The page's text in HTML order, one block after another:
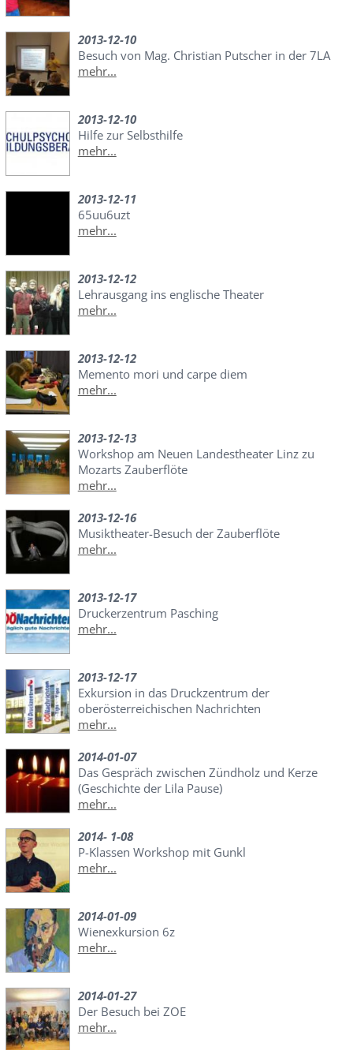
2013-12-10
Besuch von Mag. Christian Putscher in der 7LA
mehr...
2013-12-10
Hilfe zur Selbsthilfe
mehr...
2013-12-11
65uu6uzt
mehr...
2013-12-12
Lehrausgang ins englische Theater
mehr...
2013-12-12
Memento mori und carpe diem
mehr...
2013-12-13
Workshop am Neuen Landestheater Linz zu
Mozarts Zauberflöte
mehr...
2013-12-16
Musiktheater-Besuch der Zauberflöte
mehr...
2013-12-17
Druckerzentrum Pasching
mehr...
2013-12-17
Exkursion in das Druckzentrum der
oberösterreichischen Nachrichten
mehr...
2014-01-07
Das Gespräch zwischen Zündholz und Kerze
(Geschichte der Lila Pause)
mehr...
2014- 1-08
P-Klassen Workshop mit Gunkl
mehr...
2014-01-09
Wienexkursion 6z
mehr...
2014-01-27
Der Besuch bei ZOE
mehr...